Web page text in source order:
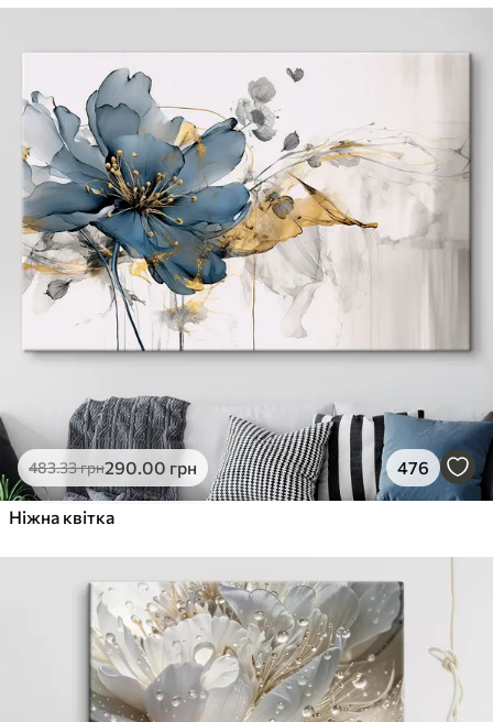
483.33грн290.00 грн 476
Ніжна квітка